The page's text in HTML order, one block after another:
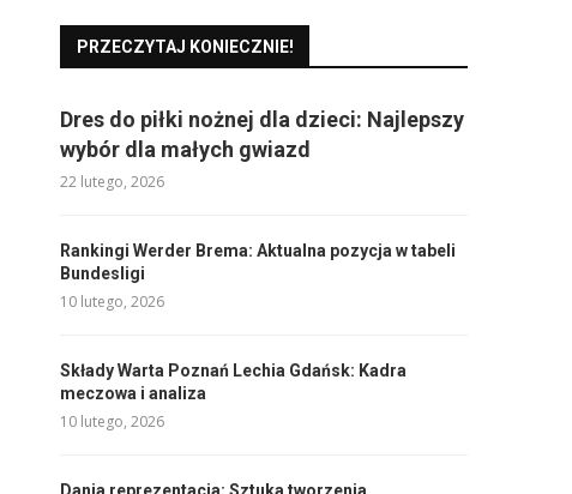
PRZECZYTAJ KONIECZNIE!
Dres do piłki nożnej dla dzieci: Najlepszy
wybór dla małych gwiazd
22 lutego, 2026
Rankingi Werder Brema: Aktualna pozycja w tabeli
Bundesligi
10 lutego, 2026
Składy Warta Poznań Lechia Gdańsk: Kadra
meczowa i analiza
10 lutego, 2026